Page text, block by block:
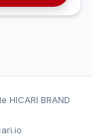
HICARI BRAND